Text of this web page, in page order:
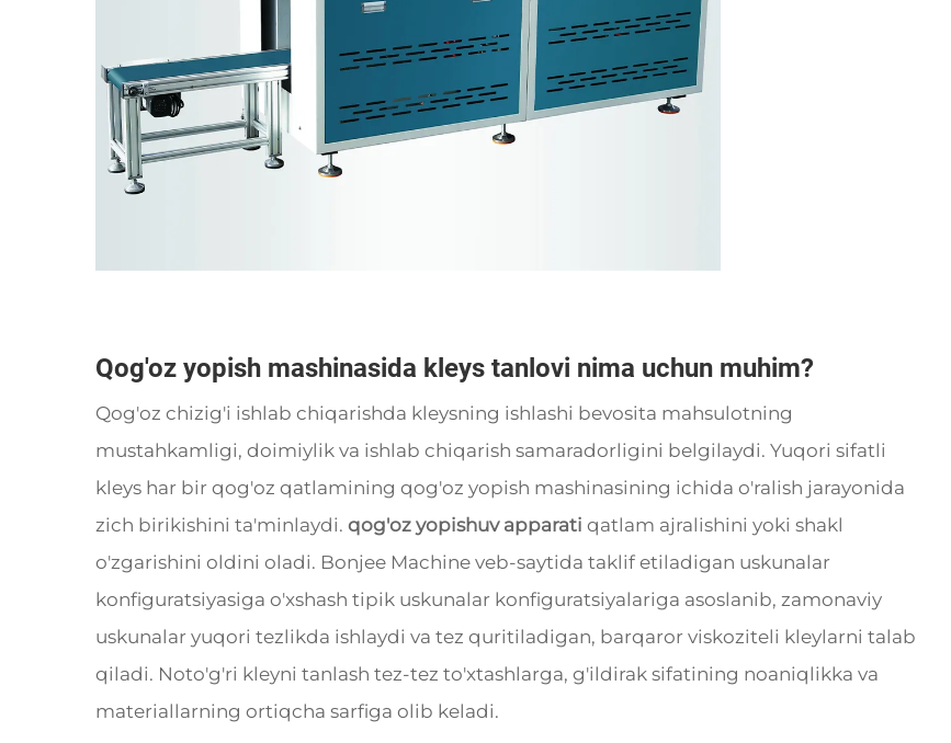
Qog'oz yopish mashinasida kleys tanlovi nima uchun muhim?
Qog'oz chizig'i ishlab chiqarishda kleysning ishlashi bevosita mahsulotning
mustahkamligi, doimiylik va ishlab chiqarish samaradorligini belgilaydi. Yuqori sifatli
kleys har bir qog'oz qatlamining qog'oz yopish mashinasining ichida o'ralish jarayonida
zich birikishini ta'minlaydi. qog'oz yopishuv apparati qatlam ajralishini yoki shakl
o'zgarishini oldini oladi. Bonjee Machine veb-saytida taklif etiladigan uskunalar
konfiguratsiyasiga o'xshash tipik uskunalar konfiguratsiyalariga asoslanib, zamonaviy
uskunalar yuqori tezlikda ishlaydi va tez quritiladigan, barqaror viskoziteli kleylarni talab
qiladi. Noto'g'ri kleyni tanlash tez-tez to'xtashlarga, g'ildirak sifatining noaniqlikka va
materiallarning ortiqcha sarfiga olib keladi.